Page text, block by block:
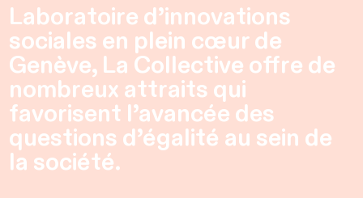
Laboratoire d’innovations
sociales en plein cœur de
Genève, La Collective offre de
nombreux attraits qui
favorisent l’avancée des
questions d’égalité au sein de
la société.